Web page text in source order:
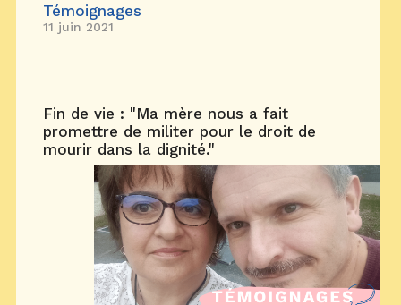
Témoignages
11 juin 2021
Fin de vie : "Ma mère nous a fait
promettre de militer pour le droit de
mourir dans la dignité."